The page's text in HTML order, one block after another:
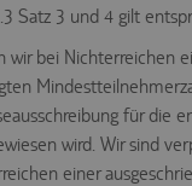
Satz 3 und 4 gilt
wir bei Nichterreichen
für die
wird. Wir sind
einer